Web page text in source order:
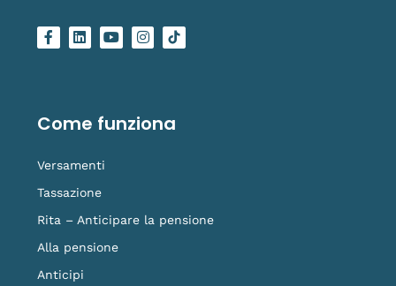
F
a
o
k
L
i
i
n
Y
o
e
I
n
r
a
L
o
i
k
Come funziona
Versamenti
Tassazione
Rita – Anticipare la pensione
Alla pensione
Anticipi